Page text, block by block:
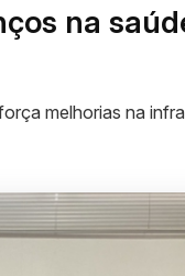
na
melhorias na